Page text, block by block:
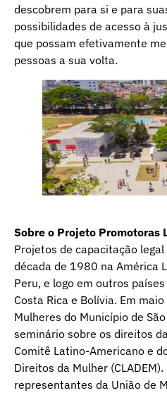
descobrem para si e para
possibilidades de acesso à
que possam efetivamente
pessoas a sua volta.
Sobre o Projeto Promotoras
Projetos de capacitação
década de 1980 na América
Peru, e logo em outros
Costa Rica e Bolívia. Em
Mulheres do Município de
seminário sobre os direitos
Comitê Latino-Americano e
Direitos da Mulher
representantes da União de